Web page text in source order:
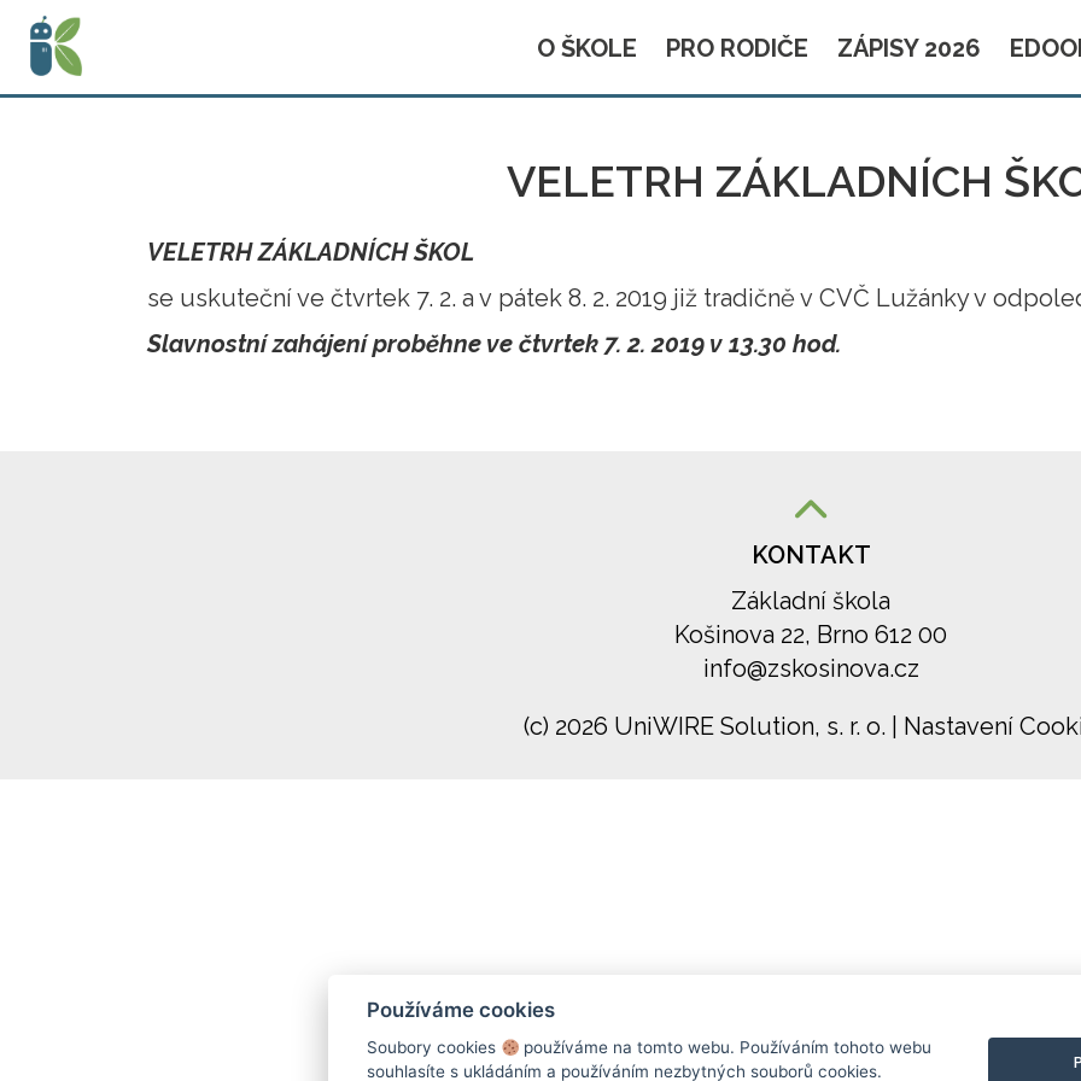
O ŠKOLE PRO RODIČE ZÁPISY 2026
VELETRH ZÁKLADNÍCH
VELETRH ZÁKLADNÍCH ŠKOL
se uskuteční ve čtvrtek 7. 2. a v pátek 8. 2. 2019 již tradičně v CVČ Lužánky v
Slavnostní zahájení proběhne ve čtvrtek 7. 2. 2019 v 13.30 hod.
KONTAKT
Základní škola
Košinova 22, Brno 612 00
info@zskosinova.cz
(c) 2026 UniWIRE Solution, s. r. o.
Nastavení
Používáme cookies
Soubory cookies
používáme na tomto webu. Používáním tohoto webu
souhlasíte s ukládáním a používáním nezbytných souborů cookies.